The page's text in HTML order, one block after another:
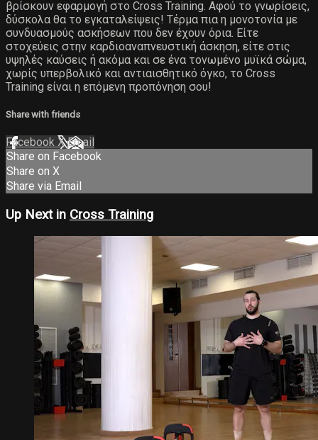
βρίσκουν εφαρμογή στο Cross Training. Αφού το γνωρίσεις,
δύσκολα θα το εγκαταλείψεις! Τέρμα πια η μονοτονία με
συνδυασμούς ασκήσεων που δεν έχουν όρια. Είτε
στοχεύεις στην καρδιοαναπνευστική άσκηση, είτε στις
υψηλές καύσεις ή ακόμα και σε ένα τονωμένο μυϊκά σώμα,
χωρίς υπερβολικό και αντιαισθητικό όγκο, το Cross
Training είναι η επόμενη προπόνηση σου!
Share with friends
Facebook XEmail
Share on Facebook
Share on X
Share via Email
Up Next in Cross Training